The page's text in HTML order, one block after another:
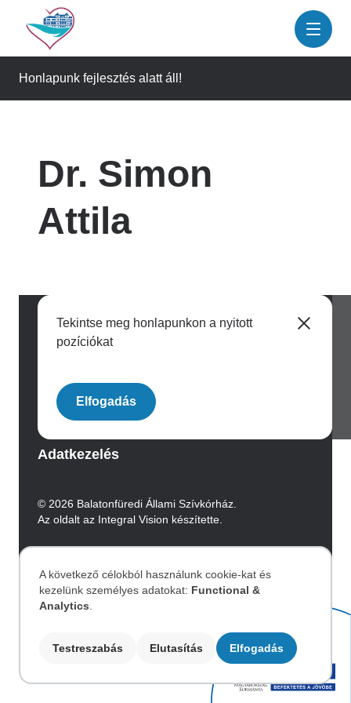
tartalomra
Honlapunk fejlesztés alatt áll!
Dr. Simon
Attila
Tekintse meg honlapunkon a nyitott
pozíciókat
Elfogadás
Archívum
Adatkezelés
© 2026 Balatonfüredi Állami Szívkórház.
Az oldalt az Integral Vision készítette.
Image
Személyes
adatok
A következő célokból használunk cookie-kat és
kezelünk személyes adatokat: Functional &
Analytics
Testreszabás Elutasítás Elfogadás